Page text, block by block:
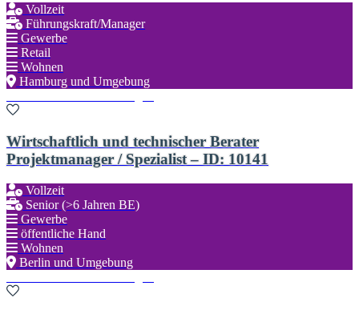
Vollzeit
Führungskraft/Manager
Gewerbe
Retail
Wohnen
Hamburg und Umgebung
Wirtschaftlich und technischer Berater
Projektmanager / Spezialist – ID: 10141
Vollzeit
Senior (>6 Jahren BE)
Gewerbe
öffentliche Hand
Wohnen
Berlin und Umgebung